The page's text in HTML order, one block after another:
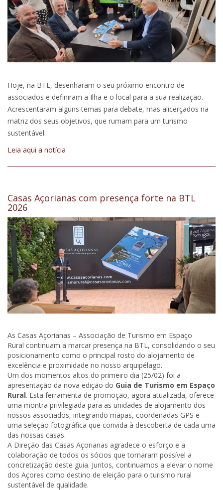
Hoje, na BTL, desenharam o seu próximo encontro de
associados e definiram a Ilha e o local para a sua realização.
Acrescentaram alguns temas para debate, mas alicerçados na
matriz dos seus objetivos, que rumam para um turismo
sustentável.
Leia aqui a notícia
Casas Açorianas com presença forte na BTL
2026
As Casas Açorianas – Associação de Turismo em Espaço
Rural continuam a marcar presença na BTL , consolidando o seu
posicionamento como o principal rosto do alojamento de
excelência e proximidade no nosso arquipélago.
Um dos momentos altos do primeiro dia (25/02) foi a
apresentação da nova edição do Guia de Turismo em Espaço
Rural. Esta ferramenta de promoção, agora atualizada, oferece
uma montra privilegiada para as unidades de alojamento dos
nossos associados, integrando mapas, coordenadas GPS e
uma seleção fotográfica que convida à descoberta de cada uma
das nossas casas.
A Direção das Casas Açorianas agradece o esforço e a
colaboração de todos os sócios que tornaram possível a
concretização deste guia. Juntos, continuamos a elevar o nome
dos Açores como destino de eleição para o turismo rural
sustentável de qualidade.